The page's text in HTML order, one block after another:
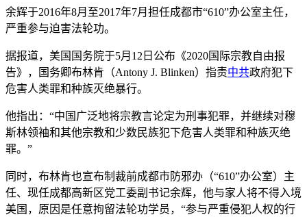
余辉于2016年8月至2017年7月担任成都市“610”办公室主任，
严重参与迫害法轮功。
据报道，美国国务院于5月12日公布《2020国际宗教自由报
告》，国务卿布林肯（Antony J. Blinken）指责中共政府犯下
危害人类罪和种族灭绝暴行。
他指出：“中国广泛地将宗教言论定为刑事犯罪，并继续对穆
斯林领袖和其他宗教和少数民族犯下危害人类罪和种族灭绝
罪。”
同时，布林肯也宣布制裁前成都市防邪办（“610”办公室）主
任、现任成都高新区党工委副书记余辉，他与家人将不得入境
美国，原因是任意拘留法轮功学员，“参与严重侵犯人权的行